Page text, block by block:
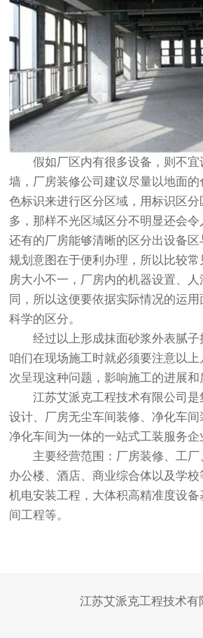
假如厂区内有很多设备，则不宜
墙，厂房装修公司建议尽量以地面
色标识来进行区分区域，用标识区
多，那样不光区域区分不明显还会令
还有的厂房能够清晰的区分出设备
规划意图在于便利办理，所以比较
房大小不一，厂房内的机器设置、人
同，所以这便要依据实际情况的运
科学的区分。
经过以上形成抹面砂浆外表腻子
咱们在现场施工时就必须要注意以
次呈现这种问题，影响施工的进展和
江苏艾派克工程技术有限公司是
设计、厂房无尘车间装修、净化车间
净化车间为一体的一站式工装服务企
主要经营范围：厂房装修、工厂
办公楼、酒店、商业综合体以及学校
机电安装工程，大体积高精准度设
间工程等。
江苏艾派克工程技术有